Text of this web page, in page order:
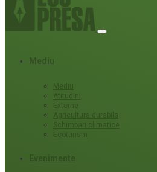
Mediu
Mediu
Atitudini
Externe
Agricultura durabila
Schimbari climatice
Ecoturism